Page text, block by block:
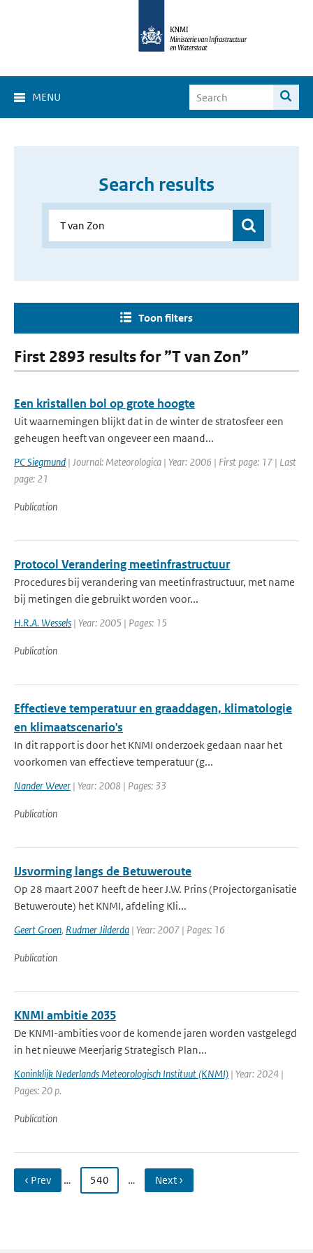
MENU
Search results
Toon filters
First 2893 results for ”T van Zon”
Een kristallen bol op grote hoogte
Uit waarnemingen blijkt dat in de winter de stratosfeer een
geheugen heeft van ongeveer een maand...
PC Siegmund | Journal: Meteorologica | Year: 2006 | First page: 17 | Last
page: 21
Publication
Protocol Verandering meetinfrastructuur
Procedures bij verandering van meetinfrastructuur, met name
bij metingen die gebruikt worden voor...
H.R.A. Wessels | Year: 2005 | Pages: 15
Publication
Effectieve temperatuur en graaddagen, klimatologie
en klimaatscenario's
In dit rapport is door het KNMI onderzoek gedaan naar het
voorkomen van effectieve temperatuur (g...
Nander Wever | Year: 2008 | Pages: 33
Publication
IJsvorming langs de Betuweroute
Op 28 maart 2007 heeft de heer J.W. Prins (Projectorganisatie
Betuweroute) het KNMI, afdeling Kli...
Geert Groen, Rudmer Jilderda | Year: 2007 | Pages: 16
Publication
KNMI ambitie 2035
De KNMI-ambities voor de komende jaren worden vastgelegd
in het nieuwe Meerjarig Strategisch Plan...
Koninklijk Nederlands Meteorologisch Instituut (KNMI) | Year: 2024 |
Pages: 20 p.
Publication
‹ Prev … 540 … Next ›